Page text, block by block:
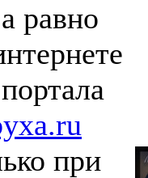
равно
при